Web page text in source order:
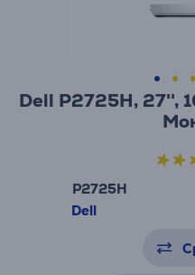
Dell P2725H, 27'',
P2725H
Dell